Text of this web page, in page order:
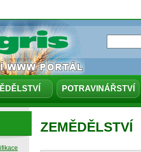
POTRAVINÁŘSTVÍ
ZEMĚDĚLSTVÍ